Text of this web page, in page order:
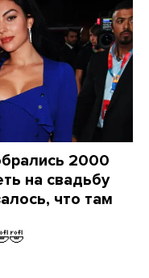
2000
на свадьбу
что там